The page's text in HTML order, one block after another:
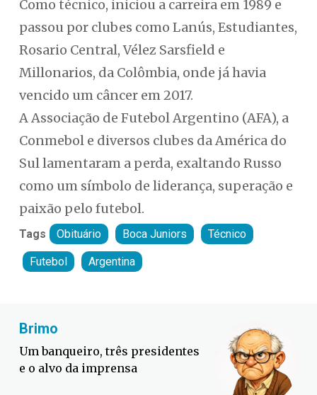
Como técnico, iniciou a carreira em 1989 e
passou por clubes como Lanús, Estudiantes,
Rosario Central, Vélez Sarsfield e
Millonarios, da Colômbia, onde já havia
vencido um câncer em 2017.
A Associação de Futebol Argentino (AFA), a
Conmebol e diversos clubes da América do
Sul lamentaram a perda, exaltando Russo
como um símbolo de liderança, superação e
paixão pelo futebol.
Tags Obituário Boca Juniors Técnico
Futebol Argentina
Fabiano Bordignon
Defesa Civil lança campanha
contra o El Niño em SC